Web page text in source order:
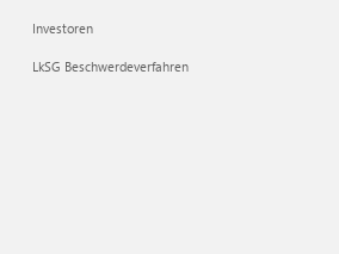
Investoren
LkSG Beschwerdeverfahren